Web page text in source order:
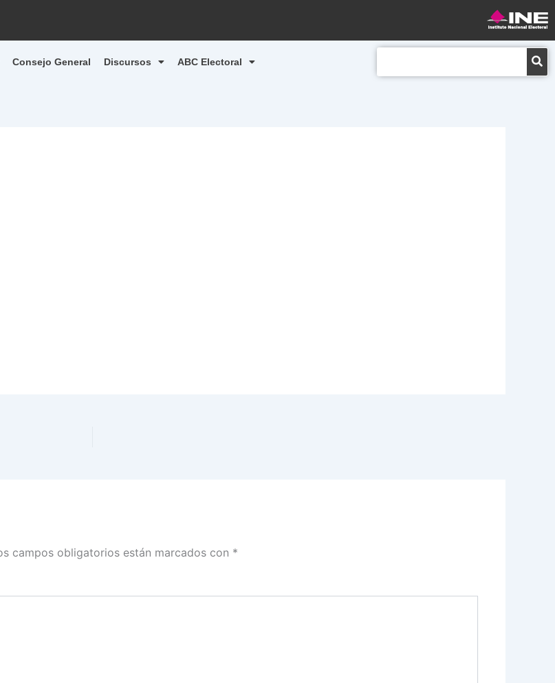
Consejo General Discursos ABC Electoral
campos obligatorios están marcados con *